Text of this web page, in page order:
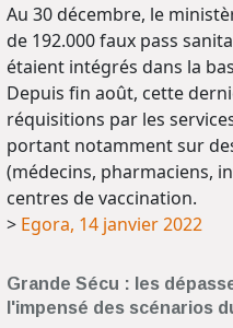
Au 30 décembre, le
de 192.000 faux pass
étaient intégrés dans la
Depuis fin août, cette
réquisitions par les
portant notamment sur
(médecins, pharmaciens,
centres de vaccination.
> Egora, 14 janvier 2022
Grande Sécu : les
l'impensé des scénarios